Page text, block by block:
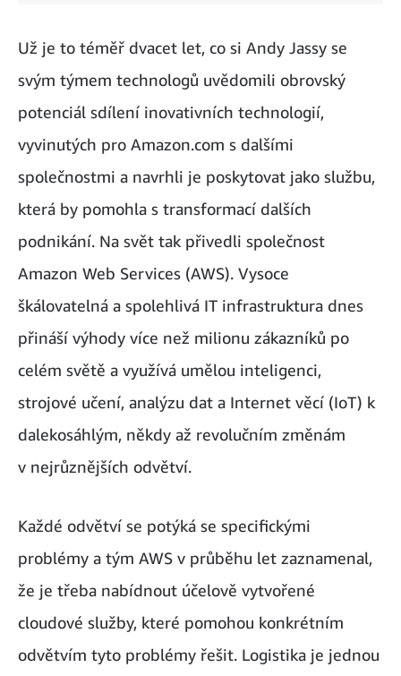
Už je to téměř dvacet let, co si Andy Jassy se
svým týmem technologů uvědomili obrovský
potenciál sdílení inovativních technologií,
vyvinutých pro Amazon.com s dalšími
společnostmi a navrhli je poskytovat jako službu,
která by pomohla s transformací dalších
podnikání. Na svět tak přivedli společnost
Amazon Web Services (AWS). Vysoce
škálovatelná a spolehlivá IT infrastruktura dnes
přináší výhody více než milionu zákazníků po
celém světě a využívá umělou inteligenci,
strojové učení, analýzu dat a Internet věcí (IoT) k
dalekosáhlým, někdy až revolučním změnám
v nejrůznějších odvětví.
Každé odvětví se potýká se specifickými
problémy a tým AWS v průběhu let zaznamenal,
že je třeba nabídnout účelově vytvořené
cloudové služby, které pomohou konkrétním
odvětvím tyto problémy řešit. Logistika je jednou